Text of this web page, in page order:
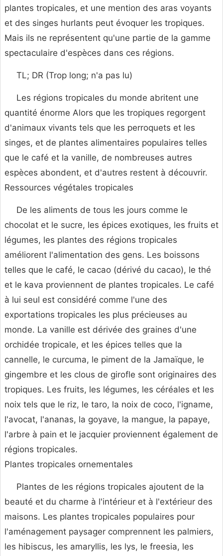
plantes tropicales, et une mention des aras voyants
et des singes hurlants peut évoquer les tropiques.
Mais ils ne représentent qu'une partie de la gamme
spectaculaire d'espèces dans ces régions.
TL; DR (Trop long; n'a pas lu)
Les régions tropicales du monde abritent une
quantité énorme Alors que les tropiques regorgent
d'animaux vivants tels que les perroquets et les
singes, et de plantes alimentaires populaires telles
que le café et la vanille, de nombreuses autres
espèces abondent, et d'autres restent à découvrir.
Ressources végétales tropicales
De les aliments de tous les jours comme le
chocolat et le sucre, les épices exotiques, les fruits et
légumes, les plantes des régions tropicales
améliorent l'alimentation des gens. Les boissons
telles que le café, le cacao (dérivé du cacao), le thé
et le kava proviennent de plantes tropicales. Le café
à lui seul est considéré comme l'une des
exportations tropicales les plus précieuses au
monde. La vanille est dérivée des graines d'une
orchidée tropicale, et les épices telles que la
cannelle, le curcuma, le piment de la Jamaïque, le
gingembre et les clous de girofle sont originaires des
tropiques. Les fruits, les légumes, les céréales et les
noix tels que le riz, le taro, la noix de coco, l'igname,
l'avocat, l'ananas, la goyave, la mangue, la papaye,
l'arbre à pain et le jacquier proviennent également de
régions tropicales.
Plantes tropicales ornementales
Plantes de les régions tropicales ajoutent de la
beauté et du charme à l'intérieur et à l'extérieur des
maisons. Les plantes tropicales populaires pour
l'aménagement paysager comprennent les palmiers,
les hibiscus, les amaryllis, les lys, le freesia, les